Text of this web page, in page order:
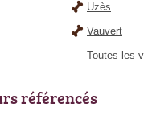
Uzès
Vauvert
Toutes les
référencés